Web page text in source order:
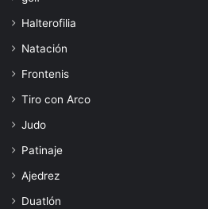
Halterofilia
Natación
Frontenis
Tiro con Arco
Judo
Patinaje
Ajedrez
Duatlón